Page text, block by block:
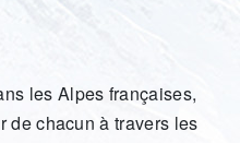
les Alpes françaises,
de chacun à travers les